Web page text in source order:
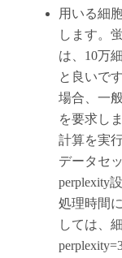
用いる細
します。
は、10万
と良いで
場合、一
を要求し
計算を実
データセ
perplexity
処理時間
しては、